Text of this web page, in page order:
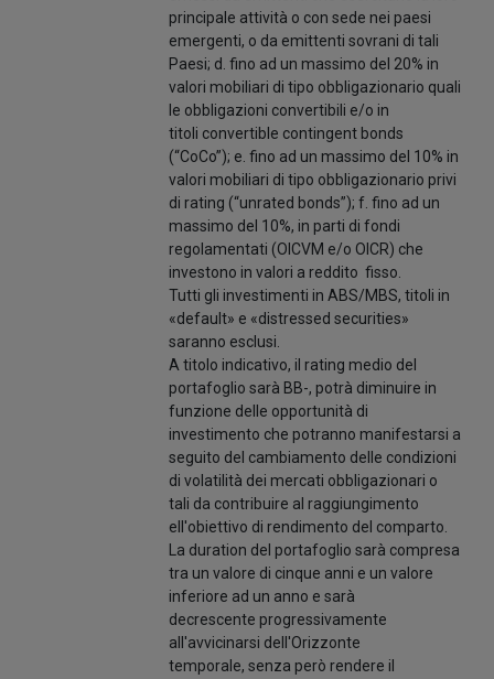
principale attività o con sede nei paesi
emergenti, o da emittenti sovrani di tali
Paesi; d. fino ad un massimo del 20% in
valori mobiliari di tipo obbligazionario quali
le obbligazioni convertibili e/o in
titoli convertible contingent bonds
(“CoCo”); e. fino ad un massimo del 10% in
valori mobiliari di tipo obbligazionario privi
di rating (“unrated bonds”); f. fino ad un
massimo del 10%, in parti di fondi
regolamentati (OICVM e/o OICR) che
investono in valori a reddito fisso.
Tutti gli investimenti in ABS/MBS, titoli in
«default» e «distressed securities»
saranno esclusi.
A titolo indicativo, il rating medio del
portafoglio sarà BB-, potrà diminuire in
funzione delle opportunità di
investimento che potranno manifestarsi a
seguito del cambiamento delle condizioni
di volatilità dei mercati obbligazionari o
tali da contribuire al raggiungimento
ell'obiettivo di rendimento del comparto.
La duration del portafoglio sarà compresa
tra un valore di cinque anni e un valore
inferiore ad un anno e sarà
decrescente progressivamente
all'avvicinarsi dell'Orizzonte
temporale, senza però rendere il